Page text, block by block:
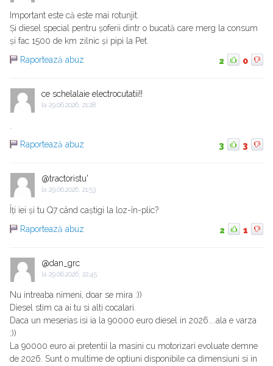
Important este că este mai rotunjit.
Și diesel special pentru șoferii dintr o bucată care merg la consum
și fac 1500 de km zilnic și pipi la Pet.
Raportează abuz
2 0
ce schelalaie electrocutatii!!
la 29.06.2026, 21:28
.
Raportează abuz
3 3
@tractoristu'
la 29.06.2026, 21:53
Îți iei și tu Q7 când caștigi la loz-în-plic?
Raportează abuz
2 1
@dan_grc
la 29.06.2026, 22:45
Nu intreaba nimeni, doar se mira :))
Diesel stim ca ai tu si alti cocalari.
Daca un meserias isi ia la 90000 euro diesel in 2026....ala e varza
:))
La 90000 euro ai pretentii la masini cu motorizari evoluate demne
de 2026. Sunt o multime de optiuni disponibile ca dimensiuni si in